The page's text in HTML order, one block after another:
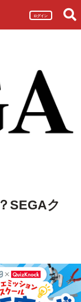
ログイン
SEGAク